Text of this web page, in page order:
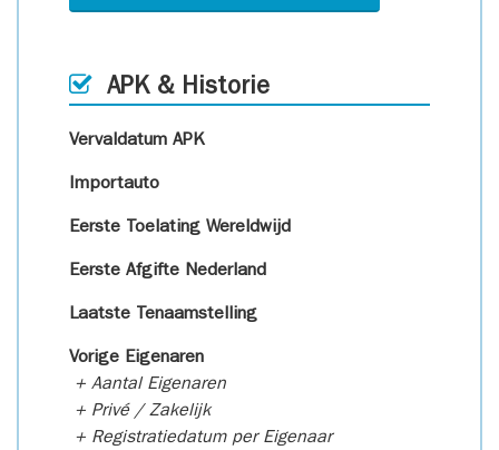
APK & Historie
Vervaldatum APK
Importauto
Eerste Toelating Wereldwijd
Eerste Afgifte Nederland
Laatste Tenaamstelling
Vorige Eigenaren
+ Aantal Eigenaren
+ Privé / Zakelijk
+ Registratiedatum per Eigenaar